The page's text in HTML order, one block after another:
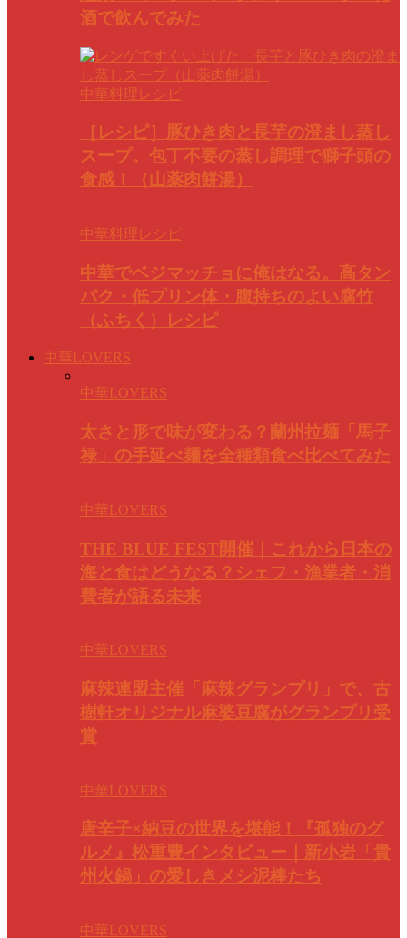
酒で飲んでみた
中華料理レシピ
［レシピ］豚ひき肉と長芋の澄まし蒸し
スープ。包丁不要の蒸し調理で獅子頭の
食感！（山薬肉餅湯）
中華料理レシピ
中華でベジマッチョに俺はなる。高タン
パク・低プリン体・腹持ちのよい腐竹
（ふちく）レシピ
中華LOVERS
中華LOVERS
太さと形で味が変わる？蘭州拉麺「馬子
禄」の手延べ麺を全種類食べ比べてみた
中華LOVERS
THE BLUE FEST開催｜これから日本の
海と食はどうなる？シェフ・漁業者・消
費者が語る未来
中華LOVERS
麻辣連盟主催「麻辣グランプリ」で、古
樹軒オリジナル麻婆豆腐がグランプリ受
賞
中華LOVERS
唐辛子×納豆の世界を堪能！『孤独のグ
ルメ』松重豊インタビュー｜新小岩「貴
州火鍋」の愛しきメシ泥棒たち
中華LOVERS